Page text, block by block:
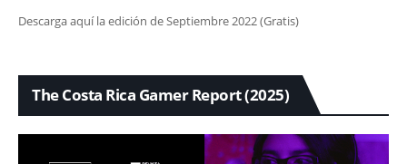
Descarga aquí la edición de Septiembre 2022 (Gratis)
The Costa Rica Gamer Report (2025)